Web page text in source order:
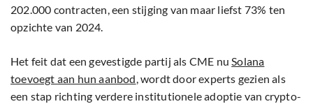
202.000 contracten, een stijging van maar liefst 73% ten
opzichte van 2024.
Het feit dat een gevestigde partij als CME nuSolana
toevoegt aan hun aanbod, wordt door experts gezien als
een stap richting verdere institutionele adoptie van crypto-